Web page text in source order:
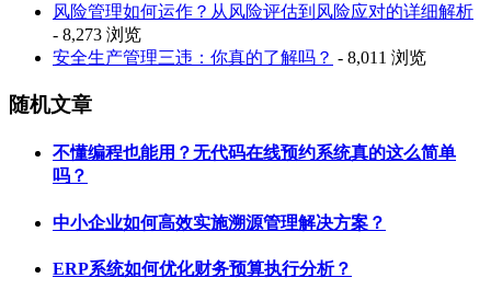
风险管理如何运作？从风险评估到风险应对的详细解析
- 8,273 浏览
安全生产管理三违：你真的了解吗？ - 8,011 浏览
随机文章
不懂编程也能用？无代码在线预约系统真的这么简单
吗？
中小企业如何高效实施溯源管理解决方案？
ERP系统如何优化财务预算执行分析？